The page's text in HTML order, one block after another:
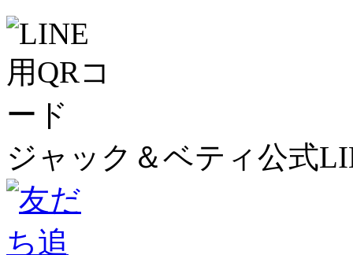
ジャック＆ベティ公式